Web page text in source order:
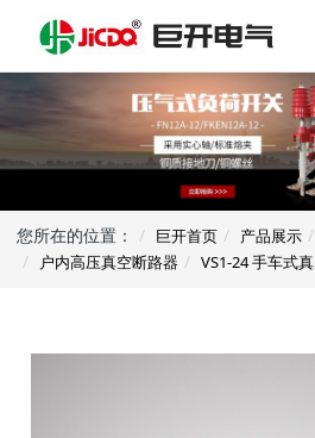
您所在的位置： 巨开首页 产品展示
户内高压真空断路器
VS1-24 手车式